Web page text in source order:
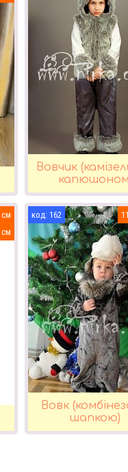
Вовчик
162
Вовк
шапкою)